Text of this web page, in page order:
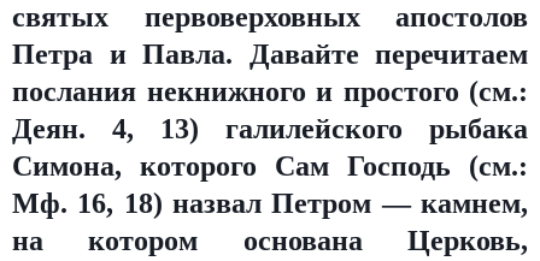
святых первоверховных апостолов
Петра и Павла. Давайте перечитаем
послания некнижного и простого (см.:
Деян. 4, 13) галилейского рыбака
Симона, которого Сам Господь (см.:
Мф. 16, 18) назвал Петром — камнем,
на котором основана Церковь,